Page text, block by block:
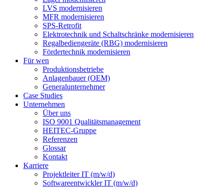
LVS modernisieren
MFR modernisieren
SPS-Retrofit
Elektrotechnik und Schaltschränke modernisieren
Regalbediengeräte (RBG) modernisieren
Fördertechnik modernisieren
Für wen
Produktionsbetriebe
Anlagenbauer (OEM)
Generalunternehmer
Case Studies
Unternehmen
Über uns
ISO 9001 Qualitätsmanagement
HEITEC-Gruppe
Referenzen
Glossar
Kontakt
Karriere
Projektleiter IT (m/w/d)
Softwareentwickler IT (m/w/d)